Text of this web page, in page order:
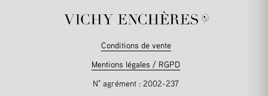
Conditions de vente
Mentions légales / RGPD
N° agrément : 2002-237